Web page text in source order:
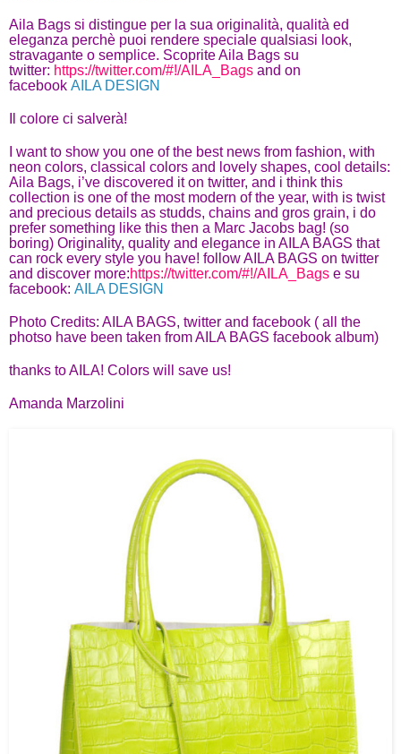
Aila Bags si distingue per la sua originalità, qualità ed
eleganza perchè puoi rendere speciale qualsiasi look,
stravagante o semplice. Scoprite Aila Bags su
twitter: https://twitter.com/#!/AILA_Bags and on
facebook AILA DESIGN
Il colore ci salverà!
I want to show you one of the best news from fashion, with
neon colors, classical colors and lovely shapes, cool details:
Aila Bags, i’ve discovered it on twitter, and i think this
collection is one of the most modern of the year, with is twist
and precious details as studds, chains and gros grain, i do
prefer something like this then a Marc Jacobs bag! (so
boring) Originality, quality and elegance in AILA BAGS that
can rock every style you have! follow AILA BAGS on twitter
and discover more:https://twitter.com/#!/AILA_Bags e su
facebook: AILA DESIGN
Photo Credits: AILA BAGS, twitter and facebook ( all the
photso have been taken from AILA BAGS facebook album)
thanks to AILA! Colors will save us!
Amanda Marzolini